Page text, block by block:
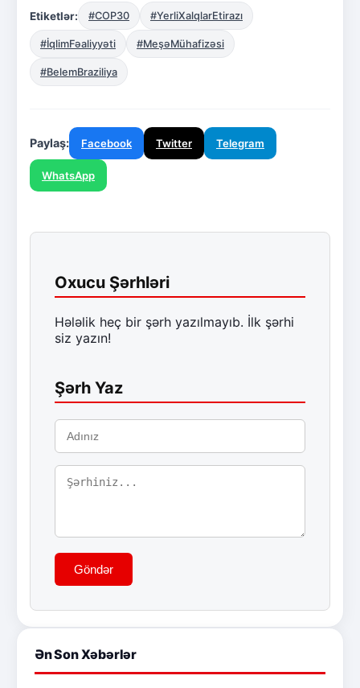
Etiketlər: #COP30 #YerliXalqlarEtirazı
#İqlimFəaliyyəti #MeşəMühafizəsi
#BelemBraziliya
Paylaş: Facebook Twitter Telegram
WhatsApp
Oxucu Şərhləri
Hələlik heç bir şərh yazılmayıb. İlk şərhi
siz yazın!
Şərh Yaz
Göndər
Ən Son Xəbərlər